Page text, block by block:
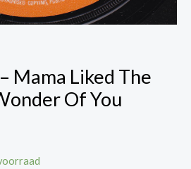
Mama Liked The
Of You